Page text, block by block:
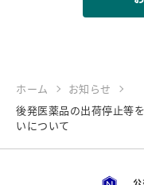
ホーム
お知らせ
後発医薬品の出荷停止等
いについて